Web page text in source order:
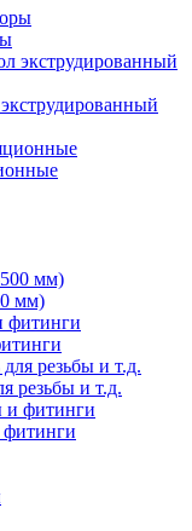
мм)
резьбы и т.д.